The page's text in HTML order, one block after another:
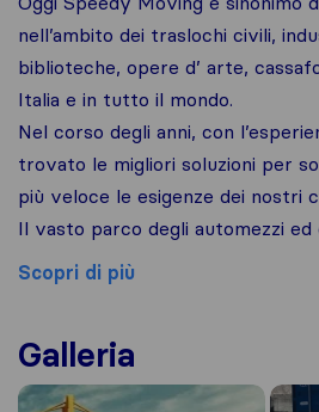
nell’ambito dei traslochi civili,
biblioteche, opere d’ arte,
Italia e in tutto il mondo.
Nel corso degli anni, con
trovato le migliori soluzioni per
più veloce le esigenze dei nostri
Il vasto parco degli automezzi
Scopri di più
Galleria